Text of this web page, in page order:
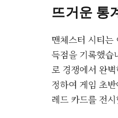
뜨거운 통
맨체스터 시티는
득점을 기록했
로 경쟁에서 완
정하여 게임 초
레드 카드를 전